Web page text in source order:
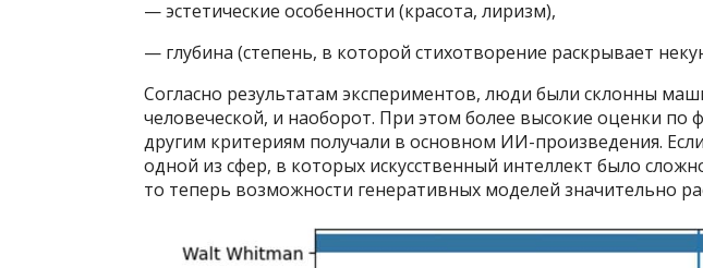
— эстетические особенности (красота, лиризм),
— глубина (степень, в которой стихотворение раскрывает
Согласно результатам экспериментов, люди были склонны
человеческой, и наоборот. При этом более высокие оценки
другим критериям получали в основном ИИ-произведения.
одной из сфер, в которых искусственный интеллект было
то теперь возможности генеративных моделей значительно